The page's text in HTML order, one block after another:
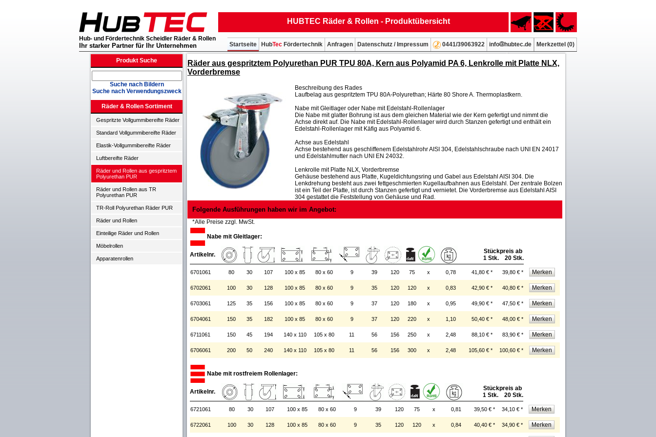
HUBTEC Räder & Rollen - Produktübersicht
Hub- und Fördertechnik Scheidler Räder & Rollen
Ihr starker Partner für Ihr Unternehmen Merkzettel (0)
info hubtec.de
0441/39063922
Datenschutz / Impressum
Anfragen
HubTec Fördertechnik
Startseite
Produkt Suche
Suche nach Bildern
Suche nach Verwendungszweck
Räder & Rollen Sortiment
Gespritzte Vollgummibereifte Räder
Standard Vollgummibereifte Räder
Elastik-Vollgummibereifte Räder
Luftbereifte Räder
Räder und Rollen aus gespritztem
Polyurethan PUR
Räder und Rollen aus TR
Polyurethan PUR
TR-Roll Polyurethan Räder PUR
Räder und Rollen
Einteilige Räder und Rollen
Möbelrollen
Apparatenrollen
Räder aus gespritztem Polyurethan PUR TPU 80A, Kern aus Polyamid PA 6, Lenkrolle mit Platte NLX,
Vorderbremse
Beschreibung des Rades
Laufbelag aus gespritztem TPU 80A-Polyurethan; Härte 80 Shore A. Thermoplastkern.
Nabe mit Gleitlager oder Nabe mit Edelstahl-Rollenlager
Die Nabe mit glatter Bohrung ist aus dem gleichen Material wie der Kern gefertigt und nimmt die
Achse direkt auf. Die Nabe mit Edelstahl-Rollenlager wird durch Stanzen gefertigt und enthält ein
Edelstahl-Rollenlager mit Käfig aus Polyamid 6.
Achse aus Edelstahl
Achse bestehend aus geschliffenem Edelstahlrohr AISI 304, Edelstahlschraube nach UNI EN 24017
und Edelstahlmutter nach UNI EN 24032.
Lenkrolle mit Platte NLX, Vorderbremse
Gehäuse bestehend aus Platte, Kugeldichtungsring und Gabel aus Edelstahl AISI 304. Die
Lenkdrehung besteht aus zwei fettgeschmierten Kugellaufbahnen aus Edelstahl. Der zentrale Bolzen
ist ein Teil der Platte, ist durch Stanzen gefertigt und vernietet. Die Vorderbremse aus Edelstahl AISI
304 gestattet die Feststellung von Gehäuse und Rad.
Folgende Ausführungen haben wir im Angebot:
*Alle Preise zzgl. MwSt.
Nabe mit Gleitlager:
Artikelnr.
Stückpreis ab
1 Stk. 20 Stk.
6701061 80 30 107 100 x 85 80 x 60 9 39 120 75 x 0,78 41,80 € * 39,80 € *
6702061 100 30 128 100 x 85 80 x 60 9 35 120 120 x 0,83 42,90 € * 40,80 € *
6703061 125 35 156 100 x 85 80 x 60 9 37 120 180 x 0,95 49,90 € * 47,50 € *
6704061 150 35 182 100 x 85 80 x 60 9 37 120 220 x 1,10 50,40 € * 48,00 € *
6711061 150 45 194 140 x 110 105 x 80 11 56 156 250 x 2,48 88,10 € * 83,90 € *
6706061 200 50 240 140 x 110 105 x 80 11 56 156 300 x 2,48 105,60 € * 100,60 € *
Nabe mit rostfreiem Rollenlager:
Artikelnr.
Stückpreis ab
1 Stk. 20 Stk.
6721061 80 30 107 100 x 85 80 x 60 9 39 120 75 x 0,81 39,50 € * 34,10 € *
6722061 100 30 128 100 x 85 80 x 60 9 35 120 120 x 0,84 40,40 € * 34,90 € *